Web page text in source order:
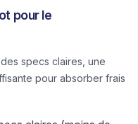
pour le
specs claires, une
pour absorber frais